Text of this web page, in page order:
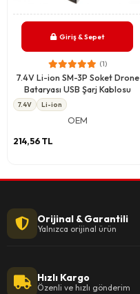
Giriş & Sepet
(1)
7.4V Li-ion SM-3P Soket Drone
Bataryası USB Şarj Kablosu
7.4V Li-ion
OEM
214,56 TL
Orijinal & Garantili
Yalnızca orijinal ürün
Hızlı Kargo
Özenli ve hızlı gönderim